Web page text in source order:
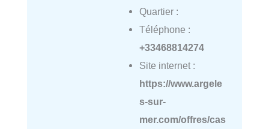
Quartier :
Téléphone :
+33468814274
Site internet :
https://www.argele
s-sur-
mer.com/offres/cas